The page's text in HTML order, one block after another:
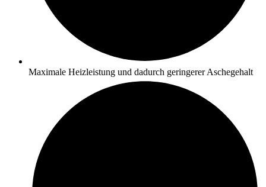
Maximale Heizleistung und dadurch geringerer Aschegehalt